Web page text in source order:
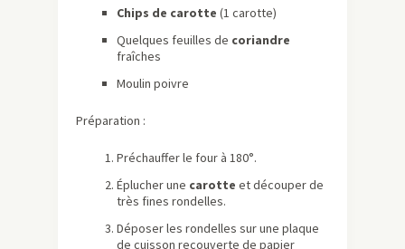
Chips de carotte (1 carotte)
Quelques feuilles de coriandre
fraîches
Moulin poivre
Préparation :
Préchauffer le four à 180°.
Éplucher une carotte et découper de
très fines rondelles.
Déposer les rondelles sur une plaque
de cuisson recouverte de papier